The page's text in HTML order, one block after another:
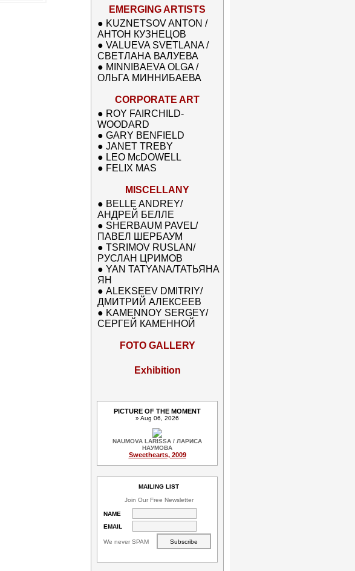
EMERGING ARTISTS
● KUZNETSOV ANTON /
АНТОН КУЗНЕЦОВ
● VALUEVA SVETLANA /
СВЕТЛАНА ВАЛУЕВА
● MINNIBAEVA OLGA /
ОЛЬГА МИННИБАЕВА
CORPORATE ART
● ROY FAIRCHILD-
WOODARD
● GARY BENFIELD
● JANET TREBY
● LEO McDOWELL
● FELIX MAS
MISCELLANY
● BELLE ANDREY/
АНДРЕЙ БЕЛЛЕ
● SHERBAUM PAVEL/
ПАВЕЛ ШЕРБАУМ
● TSRIMOV RUSLAN/
РУСЛАН ЦРИМОВ
● YAN TATYANA/ТАТЬЯНА
ЯН
● ALEKSEEV DMITRIY/
ДМИТРИЙ АЛЕКСЕЕВ
● KAMENNOY SERGEY/
СЕРГЕЙ КАМЕННОЙ
FOTO GALLERY
Exhibition
PICTURE OF THE MOMENT
» Aug 06, 2026
NAUMOVA LARISSA / ЛАРИСА
НАУМОВА
Sweethearts, 2009
MAILING LIST
Join Our Free Newsletter
NAME
EMAIL
We never SPAM